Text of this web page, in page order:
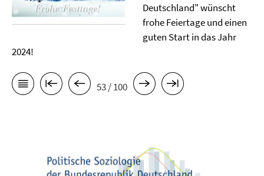
Deutschland" wünscht
frohe Feiertage und einen
guten Start in das Jahr
2024!
53 / 100